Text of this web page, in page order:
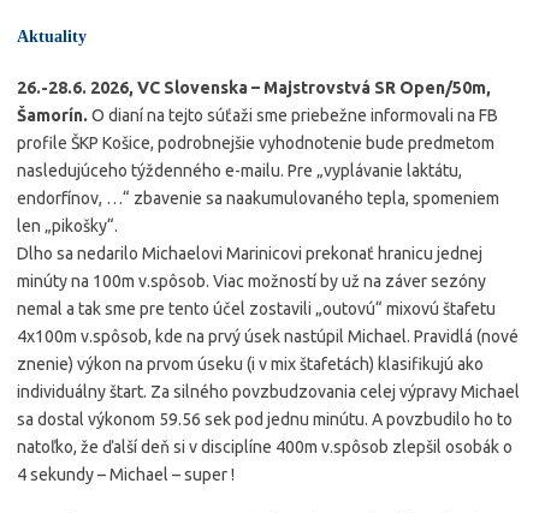
Aktuality
26.-28.6. 2026, VC Slovenska – Majstrovstvá SR Open/50m,
Šamorín. O dianí na tejto súťaži sme priebežne informovali na FB
profile ŠKP Košice, podrobnejšie vyhodnotenie bude predmetom
nasledujúceho týždenného e-mailu. Pre „vyplávanie laktátu,
endorfínov, …“ zbavenie sa naakumulovaného tepla, spomeniem
len „pikošky“.
Dlho sa nedarilo Michaelovi Marinicovi prekonať hranicu jednej
minúty na 100m v.spôsob. Viac možností by už na záver sezóny
nemal a tak sme pre tento účel zostavili „outovú“ mixovú štafetu
4x100m v.spôsob, kde na prvý úsek nastúpil Michael. Pravidlá (nové
znenie) výkon na prvom úseku (i v mix štafetách) klasifikujú ako
individuálny štart. Za silného povzbudzovania celej výpravy Michael
sa dostal výkonom 59.56 sek pod jednu minútu. A povzbudilo ho to
natoľko, že ďalší deň si v disciplíne 400m v.spôsob zlepšil osobák o
4 sekundy – Michael – super !